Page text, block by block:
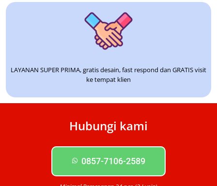
LAYANAN SUPER PRIMA, gratis desain, fast respond dan GRATIS visit
ke tempat klien
Hubungi kami
0857-7106-2589